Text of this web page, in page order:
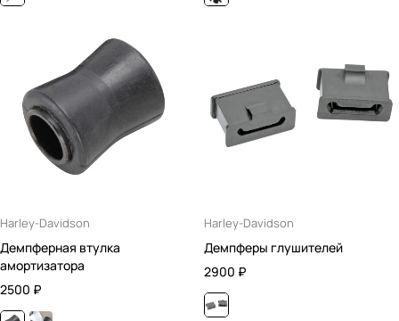
Harley-Davidson
Демпферная втулка
амортизатора
2500 ₽
Harley-Davidson
Демпферы глушителей
2900 ₽